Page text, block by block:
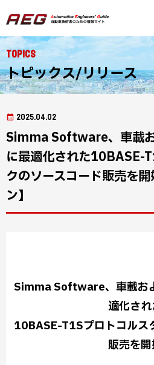
Topics
トピックス/リリース
2025.04.02
Simma Software、車載
に最適化された10BASE-
クのソースコード販売を
ン】
Simma Software、車載お
適化さ
10BASE-T1Sプロトコルス
販売を